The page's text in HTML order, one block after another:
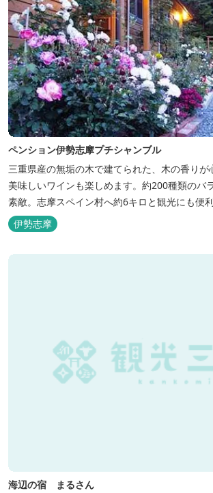
ペンション伊勢志摩プチシャンブル
三重県産の無垢の木で建てられた、木の香りが
美味しいワインも楽しめます。約200種類のバ
素敵。志摩スペイン村へ約6キロと観光にも便利
伊勢志摩
海辺の宿 まるさん